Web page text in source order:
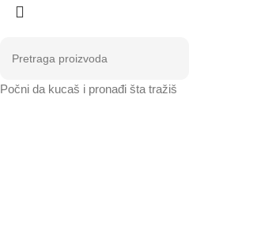
Počni da kucaš i pronađi šta tražiš